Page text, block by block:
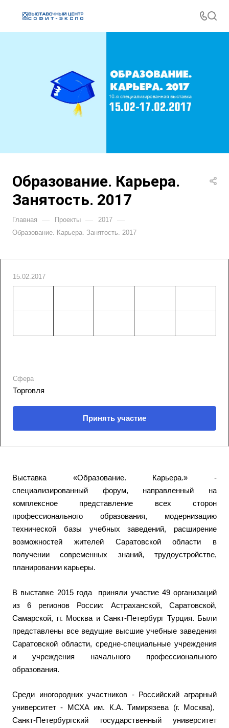
Образование. Карьера.
Занятость. 2017
Главная — Проекты — 2017 —
Образование. Карьера. Занятость. 2017
15.02.2017
Сфера
Торговля
Принять участие
Выставка «Образование. Карьера.» -
специализированный форум, направленный на
комплексное представление всех сторон
профессионального образования, модернизацию
технической базы учебных заведений, расширение
возможностей жителей Саратовской области в
получении современных знаний, трудоустройстве,
планировании карьеры.
В выставке 2015 года приняли участие 49 организаций
из 6 регионов России: Астраханской, Саратовской,
Самарской, гг. Москва и Санкт-Петербург Турция. Были
представлены все ведущие высшие учебные заведения
Саратовской области, средне-специальные учреждения
и учреждения начального профессионального
образования.
Среди иногородних участников - Российский аграрный
университет - МСХА им. К.А. Тимирязева (г. Москва),
Санкт-Петербургский государственный университет